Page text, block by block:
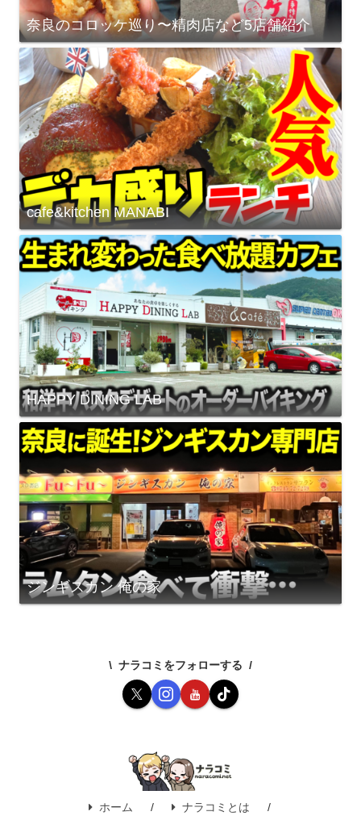
奈良のコロッケ巡り〜精肉店など5店舗紹介
cafe&kitchen MANABI
HAPPY DINING LAB
ジンギスカン 俺の家
ナラコミをフォローする
ホーム ナラコミとは